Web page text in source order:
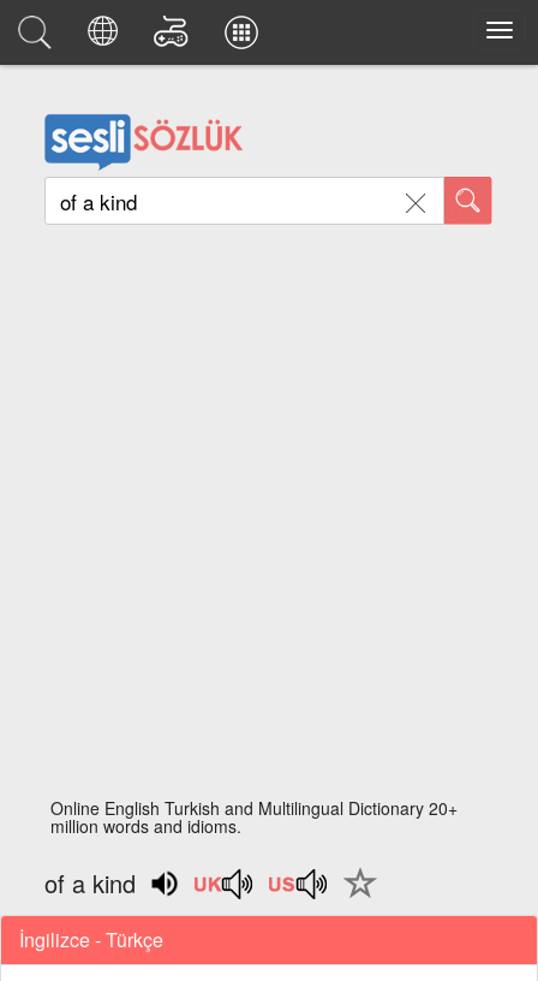
Online English Turkish and Multilingual Dictionary 20+
million words and idioms.
of a kind
İngilizce - Türkçe